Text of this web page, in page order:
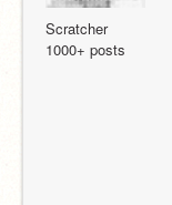
Scratcher
1000+ posts